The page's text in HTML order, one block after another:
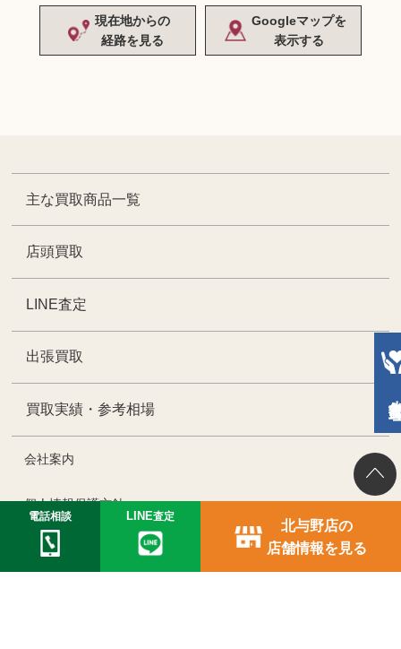
生前
現在地からの
経路を見る
Googleマップを
表示する
主な買取商品一覧
店頭買取
LINE査定
出張買取
買取実績・参考相場
会社案内
個人情報保護方針
サイトマップ
電話相談 LINE査定
北与野店の
店舗情報を見る